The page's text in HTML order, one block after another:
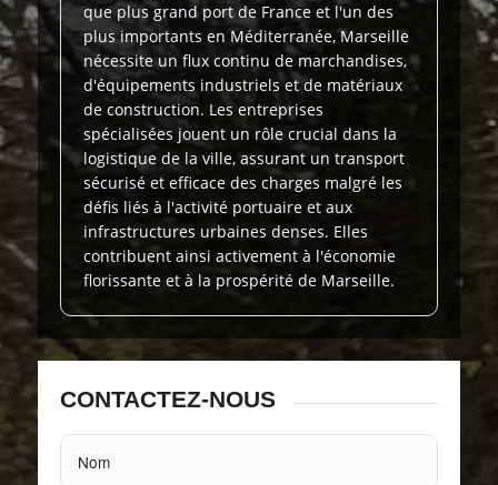
que plus grand port de France et l'un des
plus importants en Méditerranée, Marseille
nécessite un flux continu de marchandises,
d'équipements industriels et de matériaux
de construction. Les entreprises
spécialisées jouent un rôle crucial dans la
logistique de la ville, assurant un transport
sécurisé et efficace des charges malgré les
défis liés à l'activité portuaire et aux
infrastructures urbaines denses. Elles
contribuent ainsi activement à l'économie
florissante et à la prospérité de Marseille.
CONTACTEZ-NOUS